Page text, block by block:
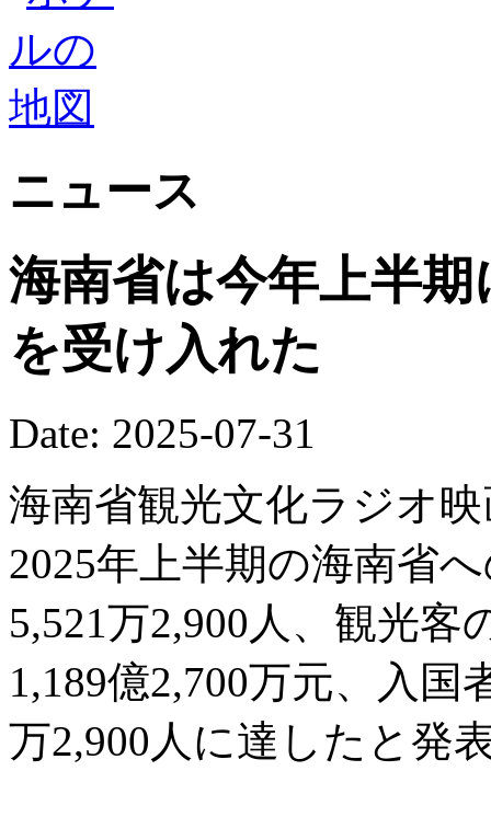
ニュース
海南省は今年上半期
を受け入れた
Date: 2025-07-31
海南省観光文化ラジオ
2025年上半期の海南省
5,521万2,900人、観光客
1,189億2,700万元、入国
万2,900人に達したと発